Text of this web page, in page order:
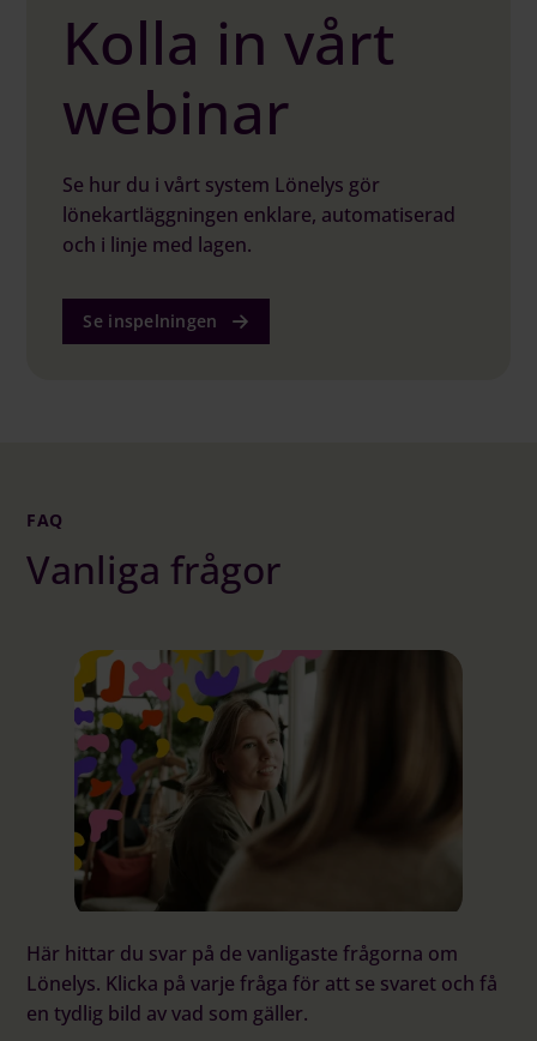
Kolla in vårt
webinar
Se hur du i vårt system Lönelys gör
lönekartläggningen enklare, automatiserad
och i linje med lagen.
Se inspelningen
FAQ
Vanliga frågor
Här hittar du svar på de vanligaste frågorna om
Lönelys. Klicka på varje fråga för att se svaret och få
en tydlig bild av vad som gäller.